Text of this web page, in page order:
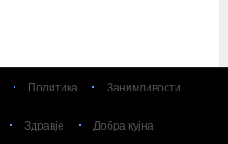
Политика Занимливости
Здравје Добра кујна